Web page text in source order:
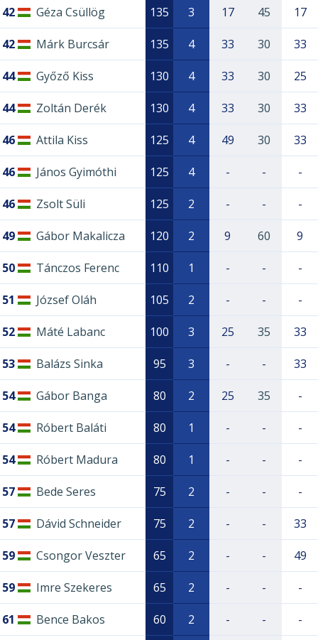
42 Géza Csüllög 135 3 17 45 17
42 Márk Burcsár 135 4 33 30 33
44 Győző Kiss 130 4 33 30 25
44 Zoltán Derék 130 4 33 30 33
46 Attila Kiss 125 4 49 30 33
46 János Gyimóthi 125 4 - - -
46 Zsolt Süli 125 2 - - -
49 Gábor Makalicza 120 2 9 60 9
50 Tánczos Ferenc 110 1 - - -
51 József Oláh 105 2 - - -
52 Máté Labanc 100 3 25 35 33
53 Balázs Sinka 95 3 - - 33
54 Gábor Banga 80 2 25 35 -
54 Róbert Baláti 80 1 - - -
54 Róbert Madura 80 1 - - -
57 Bede Seres 75 2 - - -
57 Dávid Schneider 75 2 - - 33
59 Csongor Veszter 65 2 - - 49
59 Imre Szekeres 65 2 - - -
61 Bence Bakos 60 2 - - -